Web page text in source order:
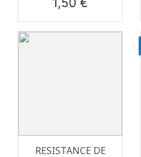
RESISTANCE DE